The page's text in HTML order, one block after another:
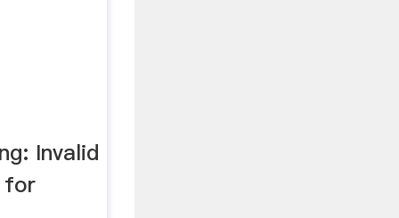
Invalid
for